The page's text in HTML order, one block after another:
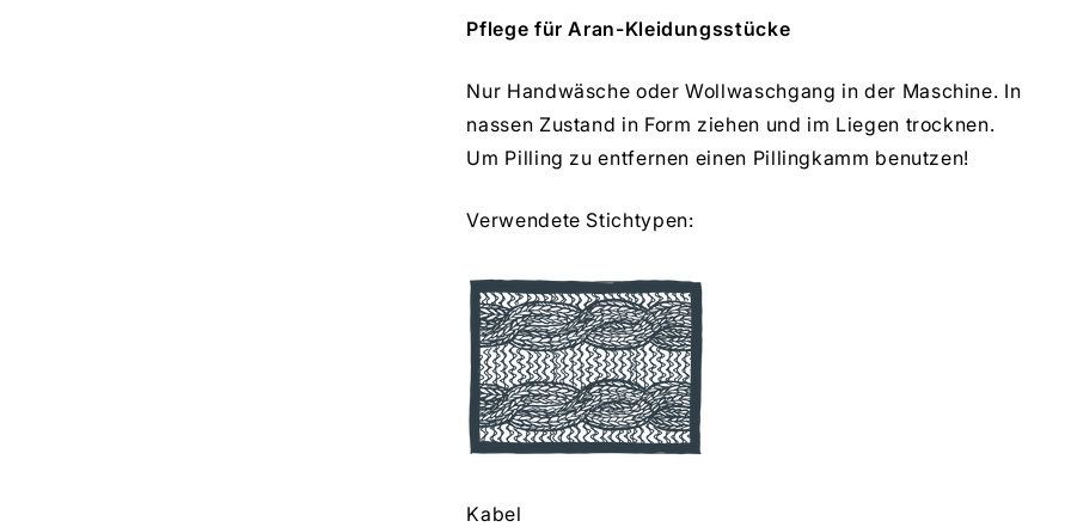
Pflege für Aran-Kleidungsstücke
Nur Handwäsche oder Wollwaschgang in der Maschine. In
nassen Zustand in Form ziehen und im Liegen trocknen.
Um Pilling zu entfernen einen Pillingkamm benutzen!
Verwendete Stichtypen:
Kabel